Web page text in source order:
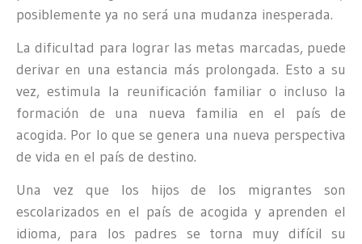
posiblemente ya no será una mudanza inesperada.
La dificultad para lograr las metas marcadas, puede
derivar en una estancia más prolongada. Esto a su
vez, estimula la reunificación familiar o incluso la
formación de una nueva familia en el país de
acogida. Por lo que se genera una nueva perspectiva
de vida en el país de destino.
Una vez que los hijos de los migrantes son
escolarizados en el país de acogida y aprenden el
idioma, para los padres se torna muy difícil su